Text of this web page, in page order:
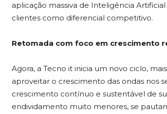
aplicação massiva de Inteligência
clientes como diferencial competitivo.
Retomada com foco em crescimento
Agora, a Tecno it inicia um novo ciclo,
aproveitar o crescimento das ondas nos
crescimento contínuo e sustentável de
endividamento muito menores, se